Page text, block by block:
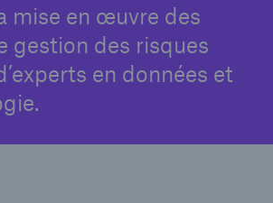
mise en œuvre des
gestion des risques
en données et
et numériques
et évaluation du risque